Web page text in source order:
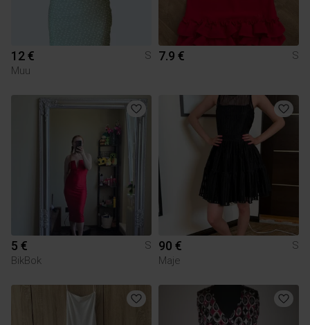
12 €
S
Muu
7.9 € S
5 €
S
BikBok
90 €
S
Maje